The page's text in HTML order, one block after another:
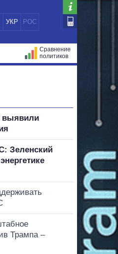
УКР РОС
Сравнение
политиков
выявили
Зеленский
Трампа –